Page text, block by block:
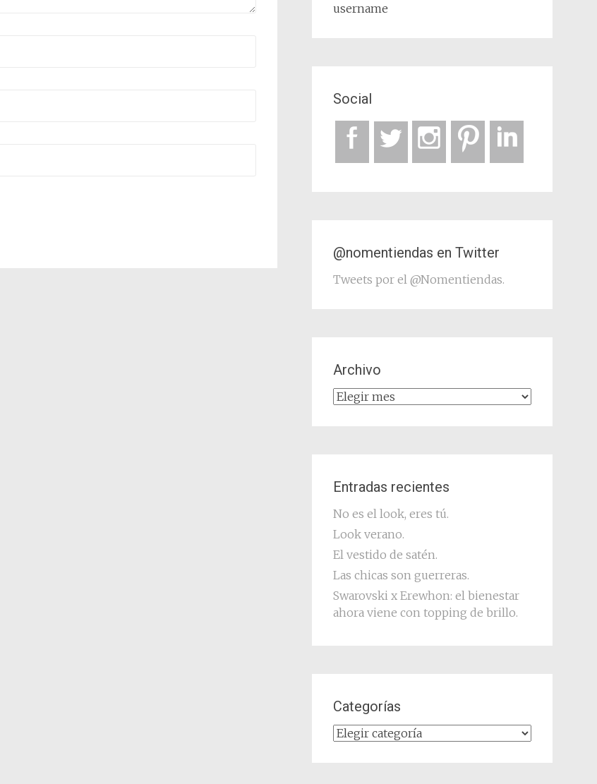
username
Social
@nomentiendas en Twitter
Tweets por el @Nomentiendas.
Archivo
Archivo
Entradas recientes
No es el look, eres tú.
Look verano.
El vestido de satén.
Las chicas son guerreras.
Swarovski x Erewhon: el bienestar
ahora viene con topping de brillo.
Categorías
Categorías